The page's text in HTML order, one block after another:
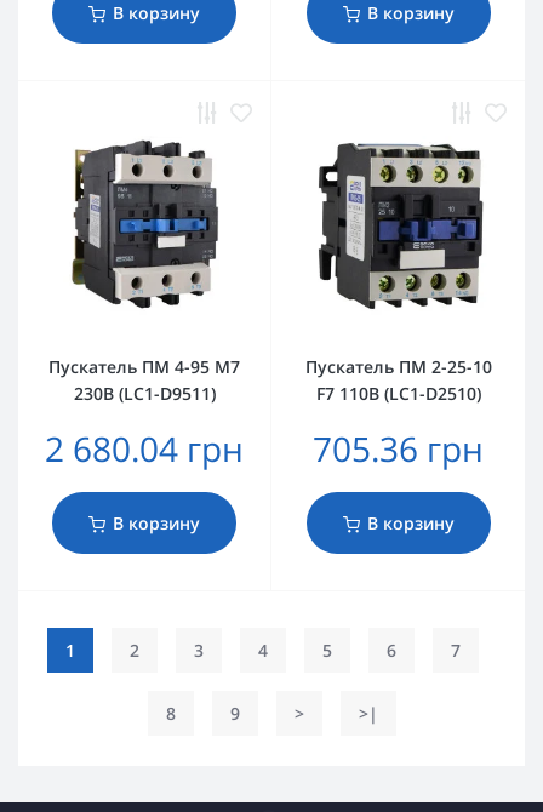
В корзину В корзину
Пускатель ПМ 4-95 M7
230B (LC1-D9511)
2 680.04 грн
В корзину
Пускатель ПМ 2-25-10
F7 110B (LC1-D2510)
705.36 грн
В корзину
1 2 3 4 5 6 7
8 9 > >|